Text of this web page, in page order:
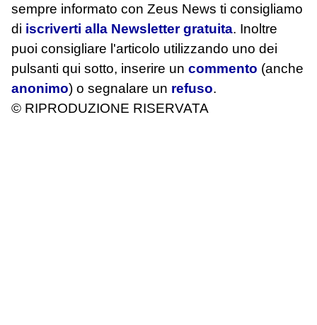
sempre informato con Zeus News ti consigliamo
di iscriverti alla Newsletter gratuita. Inoltre
puoi consigliare l'articolo utilizzando uno dei
pulsanti qui sotto, inserire un commento (anche
anonimo) o segnalare un refuso.
© RIPRODUZIONE RISERVATA